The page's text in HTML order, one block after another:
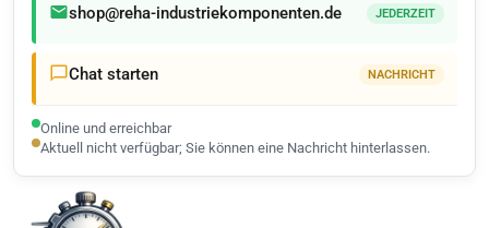
shop@reha-industriekomponenten.de JEDERZEIT
Chat starten NACHRICHT
Online und erreichbar
Aktuell nicht verfügbar; Sie können eine Nachricht hinterlassen.